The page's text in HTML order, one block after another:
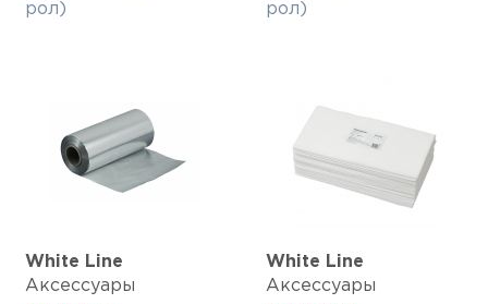
рол)
рол)
White Line
Аксессуары
White Line
Аксессуары